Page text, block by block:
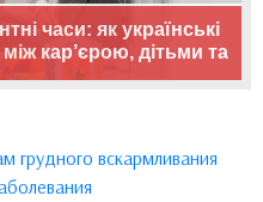
часи: як українські
кар’єрою, дітьми та
грудного вскармливания